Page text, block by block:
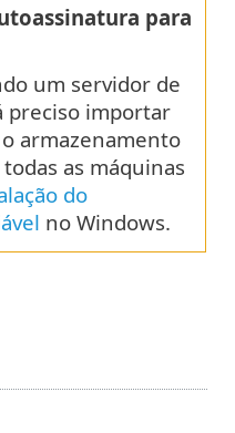
para
um servidor de
preciso importar
armazenamento
as máquinas
do
no Windows.